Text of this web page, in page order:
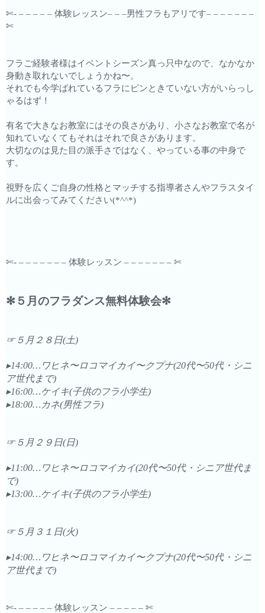
✄- – – – – – 体験レッスン– – –男性フラもアリです– – – – – – –
✄
フラご経験者様はイベントシーズン真っ只中なので、なかなか
身動き取れないでしょうかね〜。
それでも今学ばれているフラにピンときていない方がいらっし
ゃるはず！
有名で大きなお教室にはその良さがあり、小さなお教室で名が
知れていなくてもそれはそれで良さがあります。
大切なのは見た目の派手さではなく、やっている事の中身で
す。
視野を広くご自身の性格とマッチする指導者さんやフラスタイ
ルに出会ってみてください(*^^*)
✄- – – – – – – – 体験レッスン – – – – – – – ✄
✻５月のフラダンス無料体験会✻
☞５月２８日(土)
▸14:00…ワヒネ〜ロコマイカイ〜クプナ(20代〜50代・シニ
ア世代まで)
▸16:00…ケイキ(子供のフラ小学生)
▸18:00…カネ(男性フラ)
☞５月２９日(日)
▸11:00…ワヒネ〜ロコマイカイ(20代〜50代・シニア世代ま
で)
▸13:00…ケイキ(子供のフラ小学生)
☞５月３１日(火)
▸14:00…ワヒネ〜ロコマイカイ〜クプナ(20代〜50代・シニ
ア世代まで)
✄- – – – – – 体験レッスン – – – – – ✄